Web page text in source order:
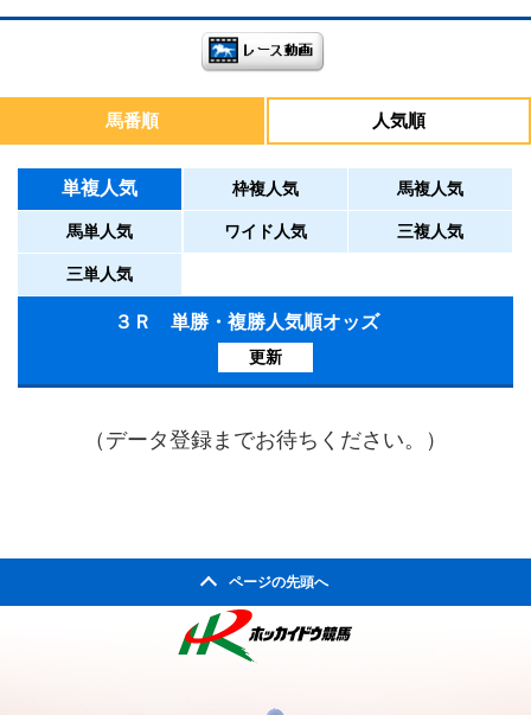
馬番順 人気順
単複人気 枠複人気 馬複人気
馬単人気 ワイド人気 三複人気
三単人気
３Ｒ 単勝・複勝人気順オッズ
更新
（データ登録までお待ちください。）
ページの先頭へ